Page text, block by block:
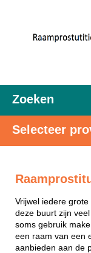
Zoeken
Selecteer
Vrijwel iedere
deze buurt zijn
soms gebruik
een raam van een
aanbieden aan de